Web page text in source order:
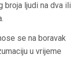
broja ljudi na dva ili
se na boravak
u vrijeme